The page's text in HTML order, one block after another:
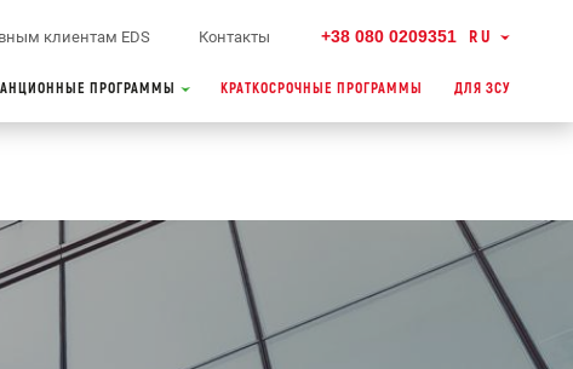
клиентам EDS Контакты +38 080 0209351 RU
ПРОГРАММЫ КРАТКОСРОЧНЫЕ ПРОГРАММЫ ДЛЯ ЗСУ